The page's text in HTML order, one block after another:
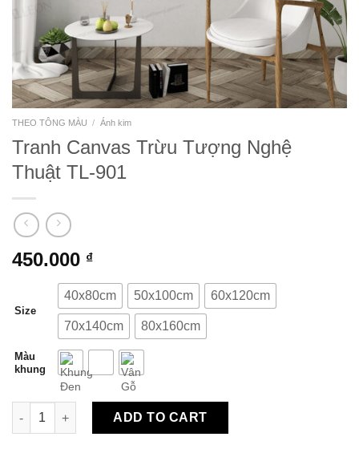
THEO TÔNG MÀU / Ánh kim
Tranh Canvas Trừu Tượng Nghệ
Thuật TL-901
450.000 ₫
Size
40x80cm 50x100cm 60x120cm
70x140cm 80x160cm
Màu
khung
Tranh Canvas Trừu Tượng Nghệ Thuật TL-901 quantity
ADD TO CART